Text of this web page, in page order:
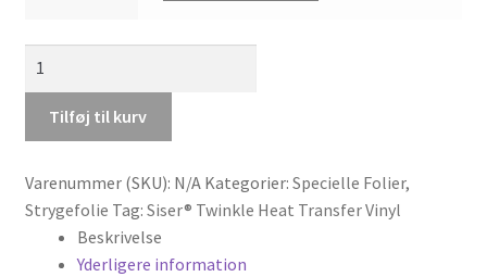
Glitter
strygefolie
Tilføj til kurv
Varenummer (SKU): N/A Kategorier: Specielle Folier,
Strygefolie Tag: Siser® Twinkle Heat Transfer Vinyl
Beskrivelse
Yderligere information